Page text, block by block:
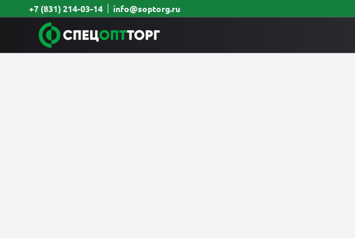
+7 (831) 214-03-14 info@soptorg.ru